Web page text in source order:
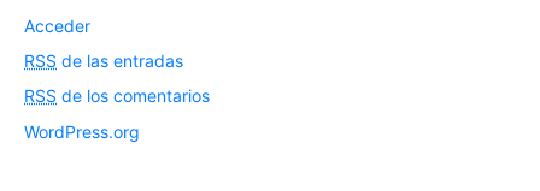
Acceder
RSS de las entradas
RSS de los comentarios
WordPress.org